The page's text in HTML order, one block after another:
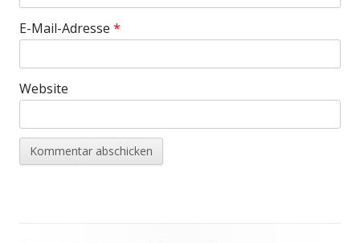
E-Mail-Adresse *
Website